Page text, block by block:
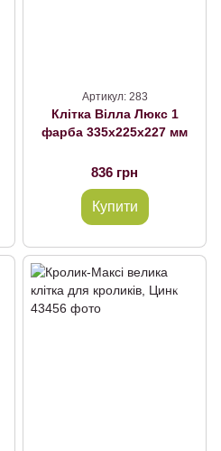
Артикул: 283
Клітка Вілла Люкс 1
фарба 335х225х227 мм
836 грн
Купити